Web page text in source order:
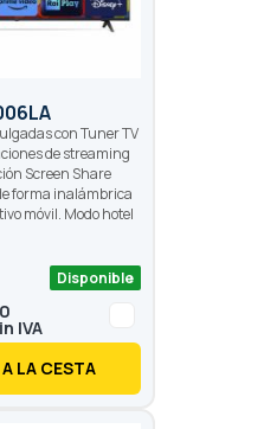
con Tuner TV
de streaming
Screen Share
forma inalámbrica
móvil. Modo hotel
Disponible
LA CESTA